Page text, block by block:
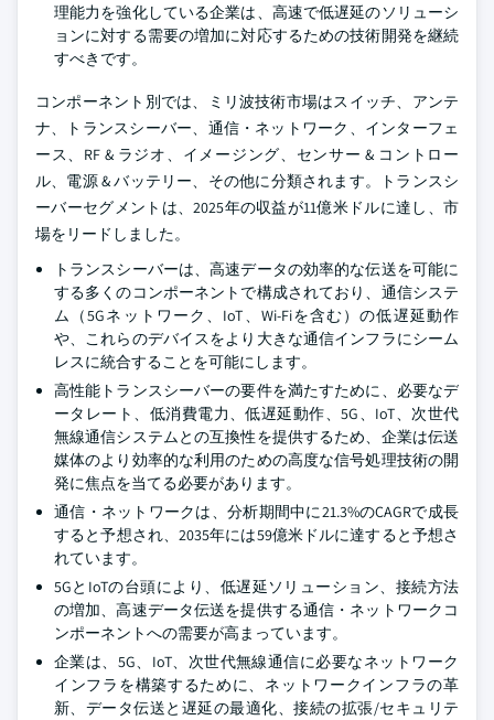
理能力を強化している企業は、高速で低遅延のソリューシ
ョンに対する需要の増加に対応するための技術開発を継続
すべきです。
コンポーネント別では、ミリ波技術市場はスイッチ、アンテ
ナ、トランスシーバー、通信・ネットワーク、インターフェ
ース、RF & ラジオ、イメージング、センサー & コントロー
ル、電源 & バッテリー、その他に分類されます。トランスシ
ーバーセグメントは、2025年の収益が11億米ドルに達し、市
場をリードしました。
トランスシーバーは、高速データの効率的な伝送を可能に
する多くのコンポーネントで構成されており、通信システ
ム（5Gネットワーク、IoT、Wi-Fiを含む）の低遅延動作
や、これらのデバイスをより大きな通信インフラにシーム
レスに統合することを可能にします。
高性能トランスシーバーの要件を満たすために、必要なデ
ータレート、低消費電力、低遅延動作、5G、IoT、次世代
無線通信システムとの互換性を提供するため、企業は伝送
媒体のより効率的な利用のための高度な信号処理技術の開
発に焦点を当てる必要があります。
通信・ネットワークは、分析期間中に21.3%のCAGRで成長
すると予想され、2035年には59億米ドルに達すると予想さ
れています。
5GとIoTの台頭により、低遅延ソリューション、接続方法
の増加、高速データ伝送を提供する通信・ネットワークコ
ンポーネントへの需要が高まっています。
企業は、5G、IoT、次世代無線通信に必要なネットワーク
インフラを構築するために、ネットワークインフラの革
新、データ伝送と遅延の最適化、接続の拡張/セキュリテ